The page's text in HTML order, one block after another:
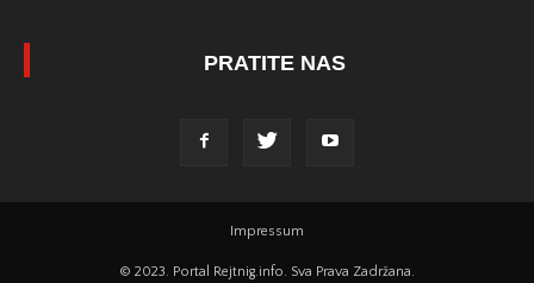
PRATITE NAS
Impressum
© 2023. Portal Rejtnig.info. Sva Prava Zadržana.